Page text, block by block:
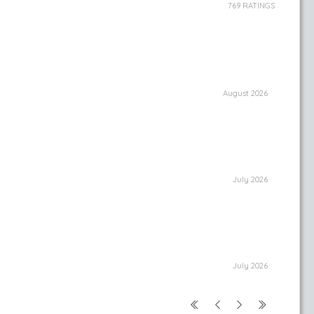
769 RATINGS
August 2026
July 2026
July 2026